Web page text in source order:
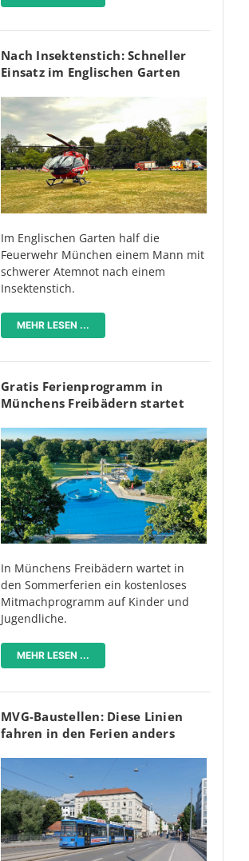
Nach Insektenstich: Schneller
Einsatz im Englischen Garten
Im Englischen Garten half die
Feuerwehr München einem Mann mit
schwerer Atemnot nach einem
Insektenstich.
MEHR LESEN ...
Gratis Ferienprogramm in
Münchens Freibädern startet
In Münchens Freibädern wartet in
den Sommerferien ein kostenloses
Mitmachprogramm auf Kinder und
Jugendliche.
MEHR LESEN ...
MVG-Baustellen: Diese Linien
fahren in den Ferien anders